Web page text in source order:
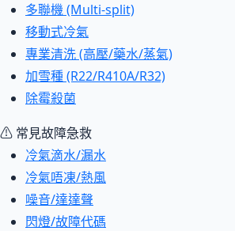
多聯機 (Multi-split)
移動式冷氣
專業清洗 (高壓/藥水/蒸氣)
加雪種 (R22/R410A/R32)
除霉殺菌
⚠ 常見故障急救
冷氣滴水/漏水
冷氣唔凍/熱風
噪音/達達聲
閃燈/故障代碼